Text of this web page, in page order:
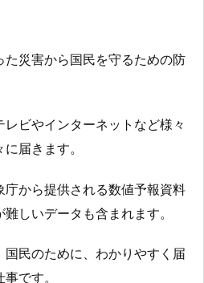
災害から国民を守るための防
ビやインターネットなど様々
届きます。
庁から提供される数値予報資料
しいデータも含まれます。
民のために、わかりやすく届
です。